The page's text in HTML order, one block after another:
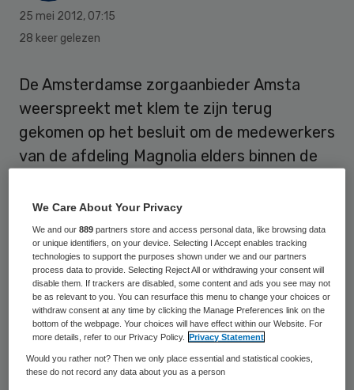
25 mei 2012, 07:15
28 keer gelezen
De Amsterdamse zorgaanbieder Amsta
weerspreekt met klem te zijn terug
gekomen op het besluit om de medewerkers
van de afdeling Magnolia elders binnen de
Vakbond Abvakabo FNV bracht eerder naar
buiten dat Amsta het besluit na protesten
van het personeel had terug gedraaid. Bij
wijze van protest gingen medewerkers van
de afdeling Magnolia vorige week in hun
vrije tijd de afdeling op om te laten zien zij
hun bewoners niet in de steek willen laten.
Ze hadden verwenpakketten bij zich voor
We Care About Your Privacy
We and our889 partners store and access personal data, like browsing data
or unique identifiers, on your device. Selecting I Accept enables tracking
technologies to support the purposes shown under we and our partners
process data to provide. Selecting Reject All or withdrawing your consent will
disable them. If trackers are disabled, some content and ads you see may not
be as relevant to you. You can resurface this menu to change your choices or
withdraw consent at any time by clicking the Manage Preferences link on the
bottom of the webpage. Your choices will have effect within our Website. For
more details, refer to our Privacy Policy.
Privacy Statement
Would you rather not? Then we only place essential and statistical cookies,
these do not record any data about you as a person